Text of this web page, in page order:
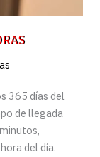
365 días del
de llegada
del día.